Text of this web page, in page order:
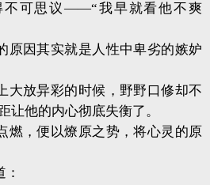
不可思议——“我早就看他不爽
原因其实就是人性中卑劣的嫉妒
大放异彩的时候，野野口修却不
让他的内心彻底失衡了。
燃，便以燎原之势，将心灵的原